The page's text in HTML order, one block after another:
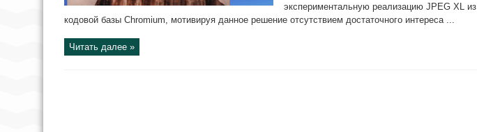
экспериментальную реализацию JPEG XL из
кодовой базы Chromium, мотивируя данное решение отсутствием достаточного интереса ...
Читать далее »